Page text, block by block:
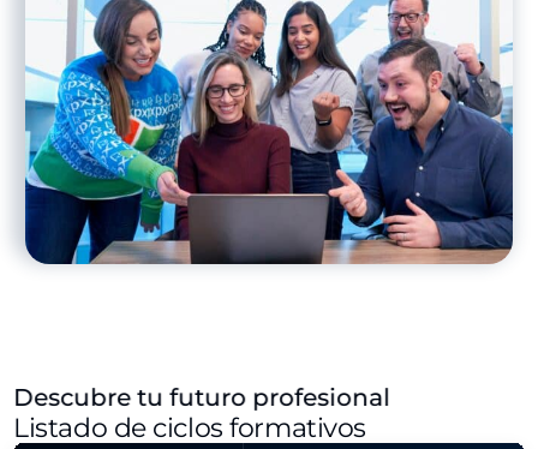
Descubre tu futuro profesional
Listado de ciclos formativos